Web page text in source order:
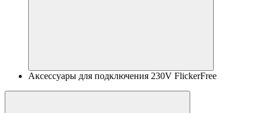
Аксессуары для подключения 230V FlickerFree